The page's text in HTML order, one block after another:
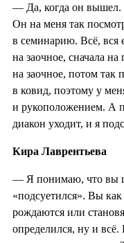
— Да, когда он вышел.
Он на меня так
в семинарию. Всё, вся
на заочное, сначала
на заочное, потом так
в ковид, поэтому у
и рукоположением. А
диакон уходит, и я
Кира Лаврентьева
— Я понимаю, что вы
«подсуетился». Вы
рождаются или
определился, ну и